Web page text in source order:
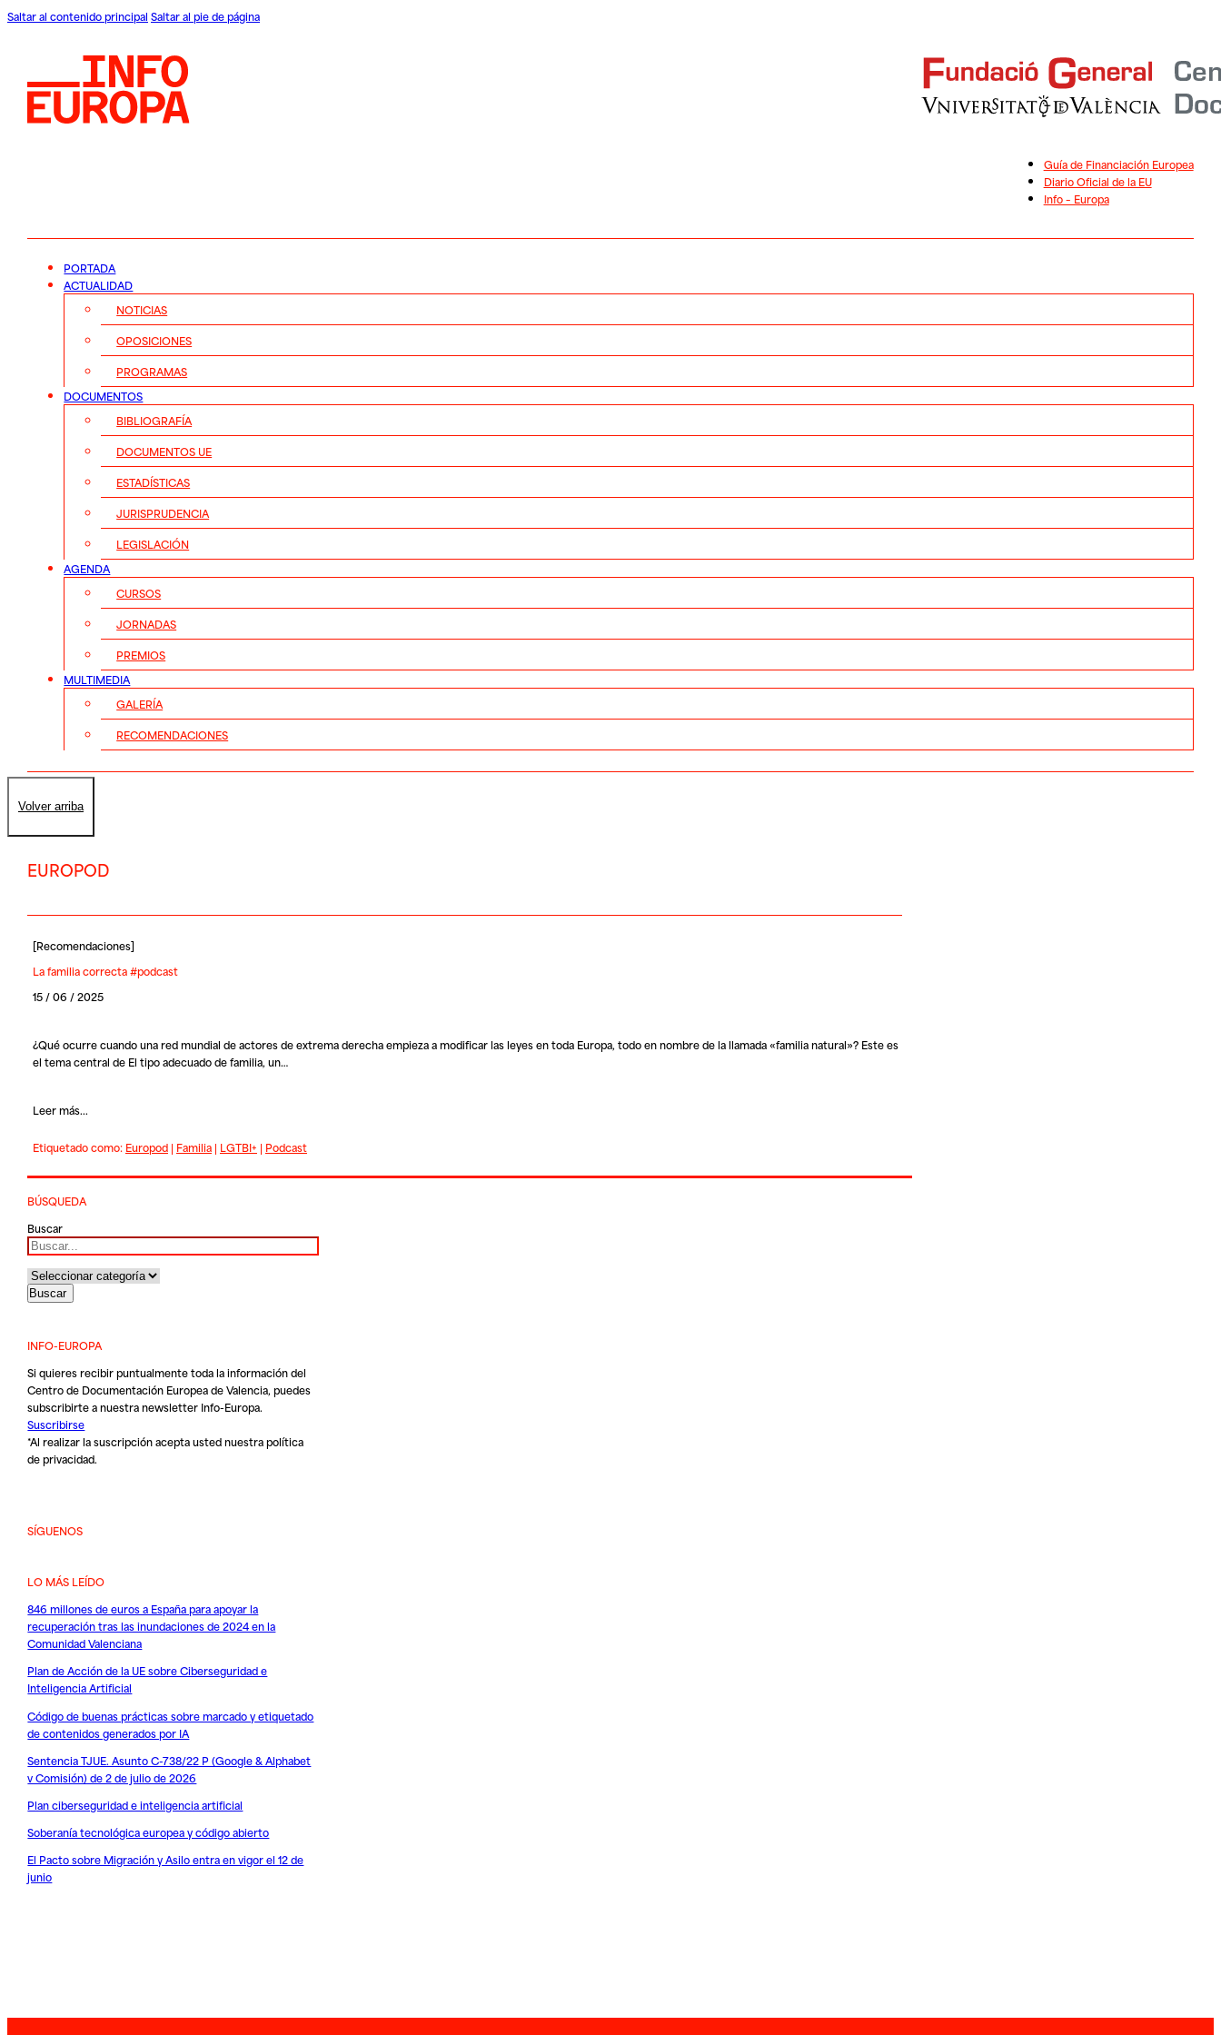
Saltar al contenido principal Saltar al pie de página
Guía de Financiación Europea
Diario Oficial de la EU
Info – Europa
PORTADA
ACTUALIDAD
NOTICIAS
OPOSICIONES
PROGRAMAS
DOCUMENTOS
BIBLIOGRAFÍA
DOCUMENTOS UE
ESTADÍSTICAS
JURISPRUDENCIA
LEGISLACIÓN
AGENDA
CURSOS
JORNADAS
PREMIOS
MULTIMEDIA
GALERÍA
RECOMENDACIONES
Volver arriba
EUROPOD
[Recomendaciones]
La familia correcta #podcast
15 / 06 / 2025
¿Qué ocurre cuando una red mundial de actores de extrema derecha empieza a modificar las leyes en toda Europa, todo en nombre de la llamada «familia natural»? Este es
el tema central de El tipo adecuado de familia, un…
Leer más...
Etiquetado como: Europod| Familia| LGTBI+ | Podcast
BÚSQUEDA
Buscar
INFO-EUROPA
Si quieres recibir puntualmente toda la información del
Centro de Documentación Europea de Valencia, puedes
subscribirte a nuestra newsletter Info-Europa.
Suscribirse
*Al realizar la suscripción acepta usted nuestrapolítica
de privacidad.
SÍGUENOS
LO MÁS LEÍDO
846 millones de euros a España para apoyar la
recuperación tras las inundaciones de 2024 en la
Comunidad Valenciana
Plan de Acción de la UE sobre Ciberseguridad e
Inteligencia Artificial
Código de buenas prácticas sobre marcado y etiquetado
de contenidos generados por IA
Sentencia TJUE. Asunto C-738/22 P (Google & Alphabet
v Comisión) de 2 de julio de 2026
Plan ciberseguridad e inteligencia artificial
Soberanía tecnológica europea y código abierto
El Pacto sobre Migración y Asilo entra en vigor el 12 de
junio